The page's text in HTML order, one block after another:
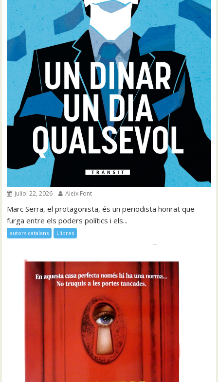
juliol 22, 2026 Aleix Font
Marc Serra, el protagonista, és un periodista honrat que
furga entre els poders polítics i els...
autors catalans Llibres